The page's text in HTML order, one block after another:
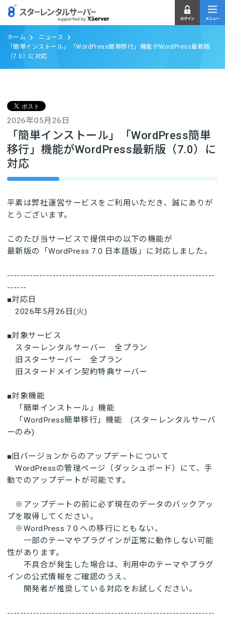
ホーム
ニュース
「簡単インストール」「WordPress簡単移行」機能がWordPress最新版
（7.0）に対応
2026年05月26日
「簡単インストール」「WordPress簡単
移行」機能がWordPress最新版（7.0）に
対応
平素は弊社運営サービスをご利用いただき、誠にありが
とうございます。
このたび当サービスで提供中の以下の機能が
最新版の「WordPress 7.0 日本語版」に対応しました。
----------------------------------------------------------------
------
■対応日
2026年5月26日(火)
■対象サービス
スターレンタルサーバー 全プラン
旧スターサーバー 全プラン
旧スタードメイン契約特典サーバー
■対象機能
「簡単インストール」機能
「WordPress簡単移行」機能 (スターレンタルサーバ
ーのみ)
■旧バージョンからのアップデートについて
WordPressの管理ページ（ダッシュボード）にて、手
動でのアップデートが可能です。
※アップデートの前に必ず現在のデータのバックアッ
プを取得してください。
※WordPress 7.0 への移行にともない、
一部のテーマやプラグインが正常に動作しない可能
性があります。
不具合が発生した場合は、利用中のテーマやプラグ
インの公式情報をご確認のうえ、
開発者が推奨している対応をお試しください。
----------------------------------------------------------------